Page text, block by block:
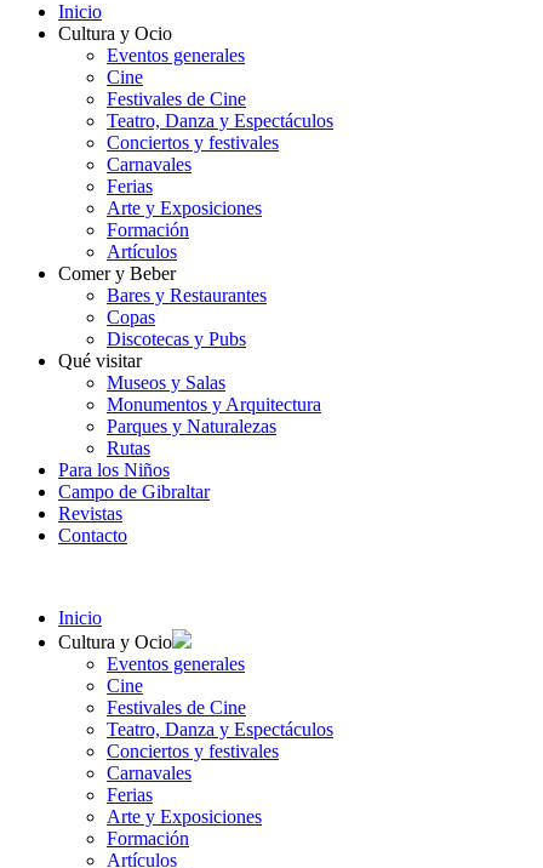
Inicio
Cultura y Ocio
Eventos generales
Cine
Festivales de Cine
Teatro, Danza y Espectáculos
Conciertos y festivales
Carnavales
Ferias
Arte y Exposiciones
Formación
Artículos
Comer y Beber
Bares y Restaurantes
Copas
Discotecas y Pubs
Qué visitar
Museos y Salas
Monumentos y Arquitectura
Parques y Naturalezas
Rutas
Para los Niños
Campo de Gibraltar
Revistas
Contacto
Inicio
Cultura y Ocio
Eventos generales
Cine
Festivales de Cine
Teatro, Danza y Espectáculos
Conciertos y festivales
Carnavales
Ferias
Arte y Exposiciones
Formación
Artículos